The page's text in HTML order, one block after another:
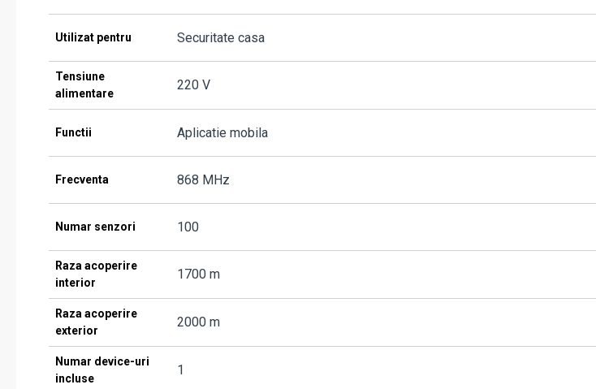
Utilizat pentru Securitate casa
Tensiune
alimentare
220 V
Functii Aplicatie mobila
Frecventa 868 MHz
Numar senzori 100
Raza acoperire
interior
1700 m
Raza acoperire
exterior
2000 m
Numar device-uri
incluse
1